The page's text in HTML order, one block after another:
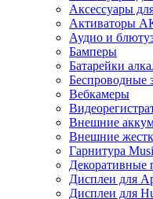
Аксессуары
Активаторы
Аудио и
Бамперы
Батарейки
Беспроводные
Вебкамеры
Внешние
Внешние
Гарнитура
Декоративные
Дисплеи для
Дисплеи для